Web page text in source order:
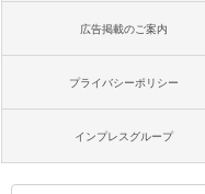
広告掲載のご案内
プライバシーポリシー
インプレスグループ